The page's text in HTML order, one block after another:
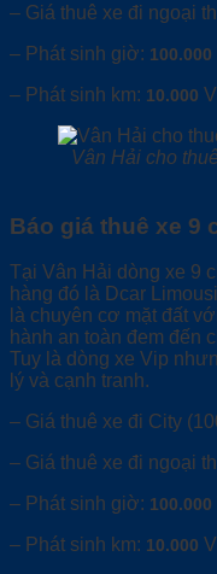
– Giá thuê xe đi ngoại
– Phát sinh giờ: 100.000
– Phát sinh km: 10.000
Vân Hải cho
Báo giá thuê xe 9
Tại Vân Hải dòng xe 9
hàng đó là Dcar
là chuyên cơ mặt đất
hành an toàn đem đến
Tuy là dòng xe Vip
lý và cạnh tranh.
– Giá thuê xe đi City
– Giá thuê xe đi ngoại
– Phát sinh giờ: 100.000
– Phát sinh km: 10.000